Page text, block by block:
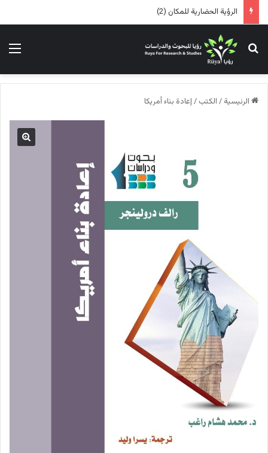
الرؤية الحضارية للمكان (2)
بحث عن
الرئيسية / الكتب /إعادة بناء أمريكا